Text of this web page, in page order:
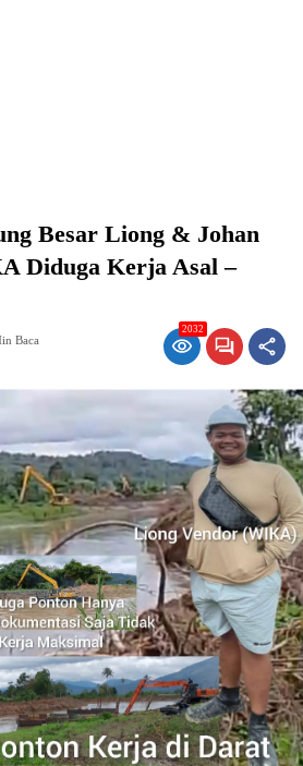
Besar Liong & Johan
Diduga Kerja Asal –
Baca
2032